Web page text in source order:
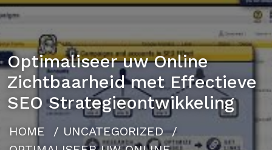
Optimaliseer uw Online
Zichtbaarheid met Effectieve
SEO Strategieontwikkeling
HOME / UNCATEGORIZED/